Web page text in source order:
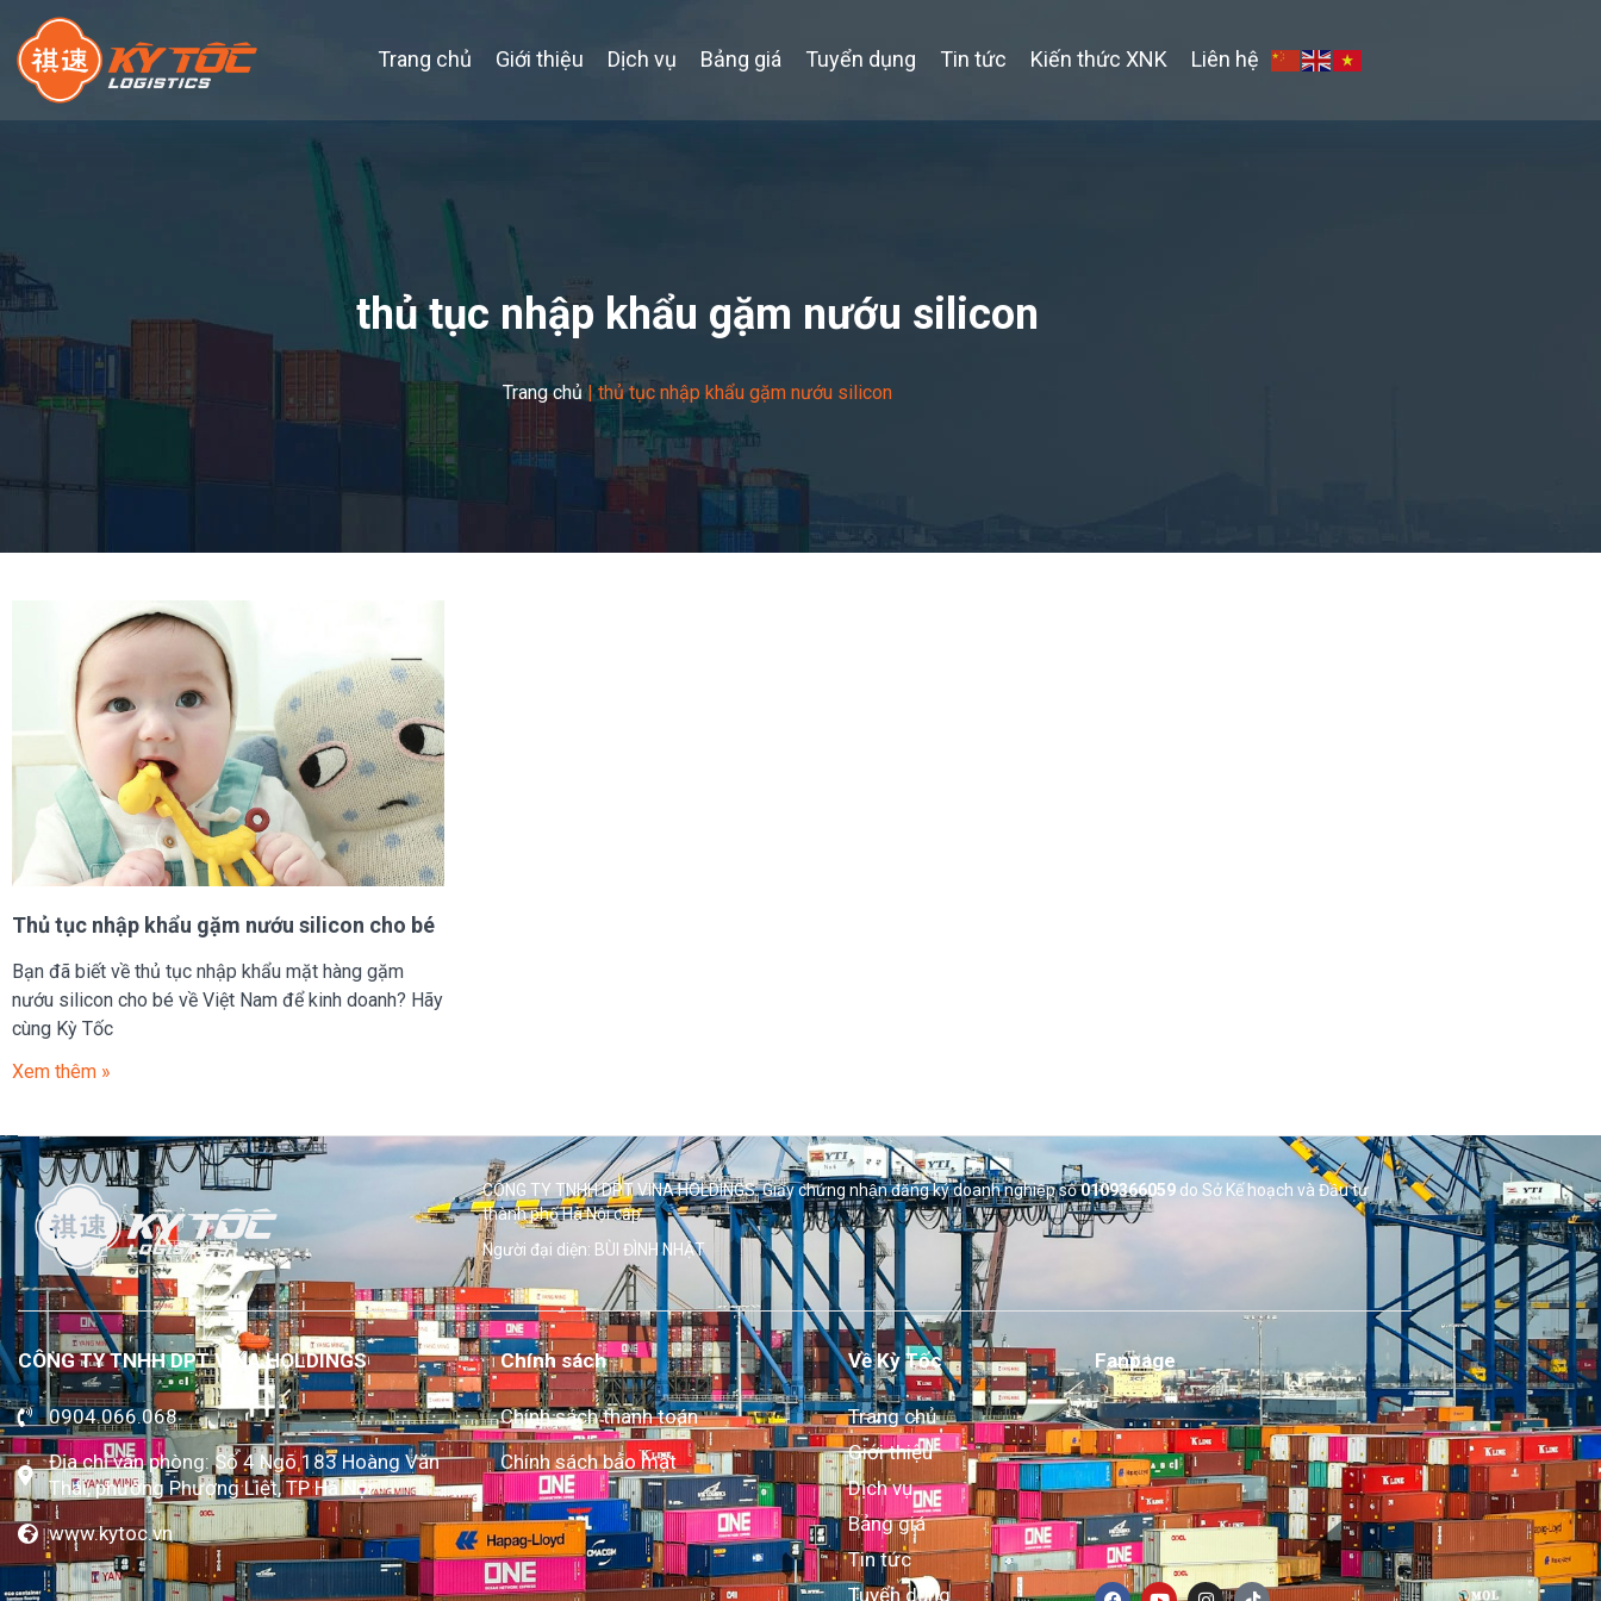
Trang chủ Giới thiệu Dịch vụ Bảng giá Tuyển dụng Tin tức Kiến thức XNK Liên hệ
thủ tục nhập khẩu gặm nướu silicon
Trang chủ|thủ tục nhập khẩu gặm nướu silicon
Thủ tục nhập khẩu gặm nướu silicon cho bé
Bạn đã biết về thủ tục nhập khẩu mặt hàng gặm
nướu silicon cho bé về Việt Nam để kinh doanh? Hãy
cùng Kỳ Tốc
Xem thêm »
CÔNG TY TNHH DPT VINA HOLDINGS. Giấy chứng nhận đăng ký doanh nghiệp số0109366059do Sở Kế hoạch và Đầu tư
thành phố Hà Nội cấp.
Người đại diện: BÙI ĐÌNH NHẬT
CÔNG TY TNHH DPT VINA HOLDINGS
0904.066.068
Địa chỉ văn phòng: Số 4 Ngõ 183 Hoàng Văn
Thái, phường Phương Liệt, TP Hà Nội
www.kytoc.vn
Chính sách
Chính sách thanh toán
Chính sách bảo mật
Về Kỳ Tốc
Trang chủ
Giới thiệu
Dịch vụ
Bảng giá
Tin tức
Tuyển dụng
Fanpage